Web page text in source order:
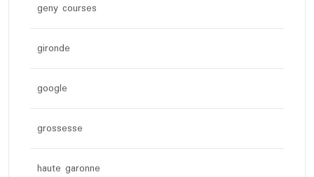
geny courses
gironde
google
grossesse
haute garonne